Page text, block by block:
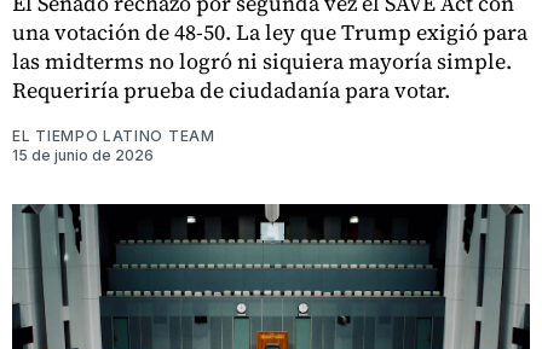
una votación de 48-50. La ley que Trump exigió para
las midterms no logró ni siquiera mayoría simple.
Requeriría prueba de ciudadanía para votar.
EL TIEMPO LATINO TEAM
15 de junio de 2026